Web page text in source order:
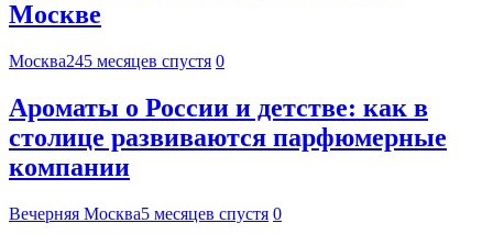
Москве
Москва245 месяцев спустя 0
Ароматы о России и детстве: как в
столице развиваются парфюмерные
компании
Вечерняя Москва5 месяцев спустя 0